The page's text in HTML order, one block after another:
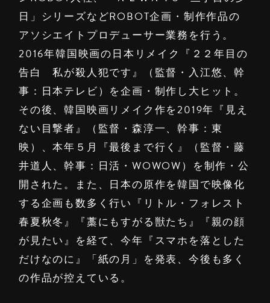
日」シリーズなどROBOT企画・制作作品の
アソシエイトプロデューサー業務を行う。
2016年韓国映画の日本リメイク『２２年目の
告白 私が殺人犯です』（監督・入江悠、幹
事：日本テレビ）を企画・制作し大ヒット。
その後、韓国映画リメイク作を2019年『見え
ない目撃者』（監督・森淳一、幹事：東
映）、本年５月『最後まで行く』（監督・藤
井道人、幹事：日活・WOWOW）を制作・公
開された。また、日本の原作を韓国で映像化
する企画も数多く行い『リトル・フォレスト
春夏秋冬』『藁にもすがる獣たち』『親の顔
が見たい』を経て、今年『スマホを落とした
だけなのに』「紙の月」を発表、今後も多く
の作品が控えている。